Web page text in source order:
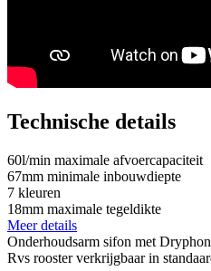
Technische details
60l/min maximale afvoercapaciteit
67mm minimale inbouwdiepte
7 kleuren
18mm maximale tegeldikte
Meer details
Onderhoudsarm sifon met
Rvs rooster verkrijgbaar in